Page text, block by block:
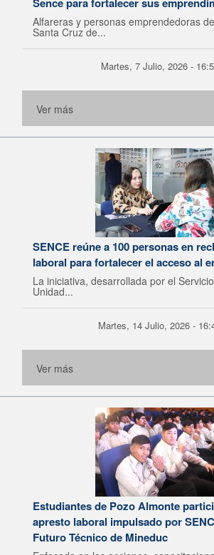
Alfareras y personas emprendedoras
Santa Cruz de...
Martes, 7 Julio, 2026 -
Ver más
SENCE reúne a 100 personas en
laboral para fortalecer el acceso al
La iniciativa, desarrollada por el
Unidad...
Martes, 14 Julio, 2026 -
Ver más
Estudiantes de Pozo Almonte
apresto laboral impulsado por
Futuro Técnico de Mineduc